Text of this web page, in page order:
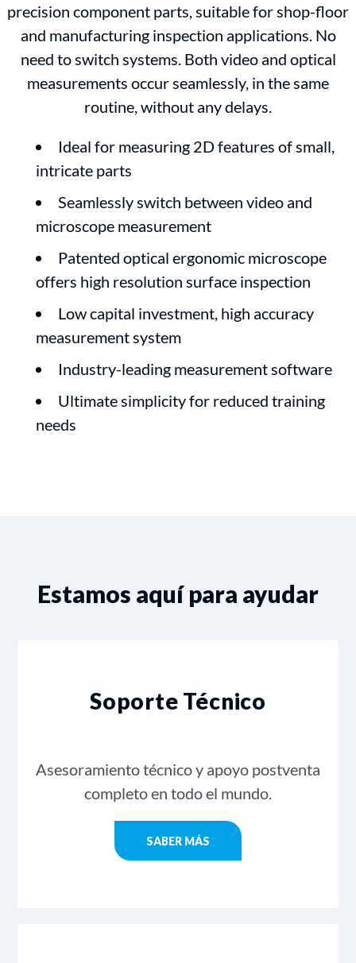
precision component parts, suitable for shop-floor
and manufacturing inspection applications. No
need to switch systems. Both video and optical
measurements occur seamlessly, in the same
routine, without any delays.
Ideal for measuring 2D features of small,
intricate parts
Seamlessly switch between video and
microscope measurement
Patented optical ergonomic microscope
offers high resolution surface inspection
Low capital investment, high accuracy
measurement system
Industry-leading measurement software
Ultimate simplicity for reduced training
needs
Estamos aquí para ayudar
Soporte Técnico
Asesoramiento técnico y apoyo postventa
completo en todo el mundo.
SABER MÁS